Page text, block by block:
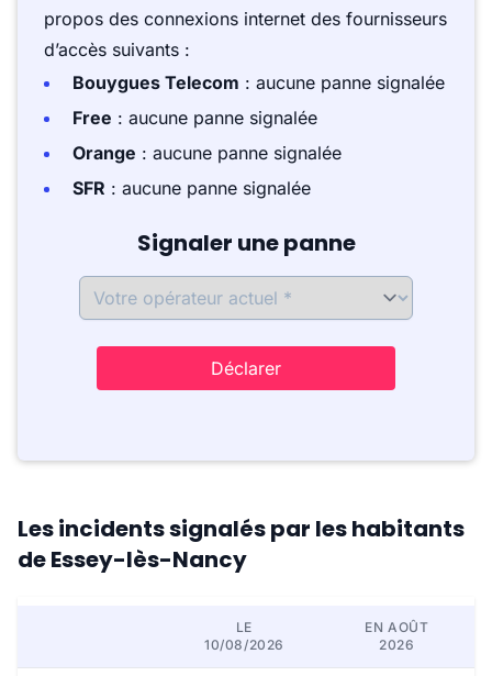
propos des connexions internet des fournisseurs
d’accès suivants :
Bouygues Telecom : aucune panne signalée
Free : aucune panne signalée
Orange : aucune panne signalée
SFR : aucune panne signalée
Signaler une panne
Déclarer
Les incidents signalés par les habitants
de Essey-lès-Nancy
LE
10/08/2026
EN AOÛT
2026